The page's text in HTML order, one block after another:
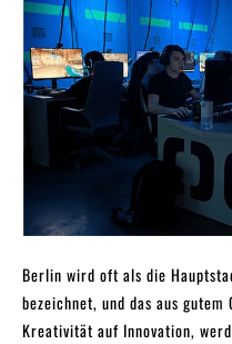
Berlin wird oft als die
bezeichnet, und das aus
Kreativität auf Innovation,